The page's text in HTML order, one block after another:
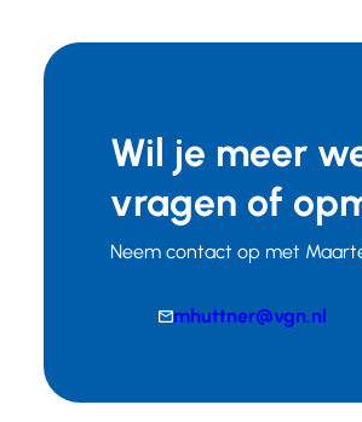
Wil je meer
vragen of
Neem contact op met
mhuttner@vgn.nl